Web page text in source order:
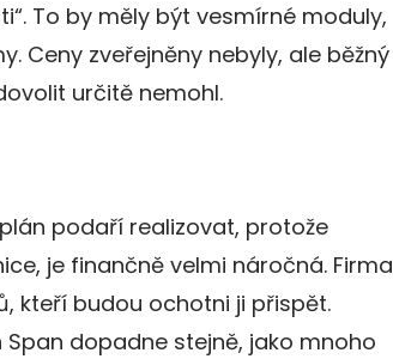
To by měly být vesmírné moduly,
Ceny zveřejněny nebyly, ale běžný
určitě nemohl.
podaří realizovat, protože
je finančně velmi náročná. Firma
kteří budou ochotni ji přispět.
Span dopadne stejně, jako mnoho